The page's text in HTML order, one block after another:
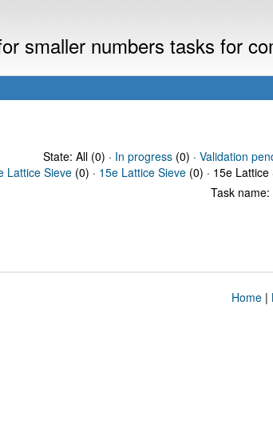
smaller numbers tasks for
State: All (0) · In progress(0) · Validation
Lattice Sieve (0) · 15e Lattice Sieve (0) · 15e
Task name:
Home|